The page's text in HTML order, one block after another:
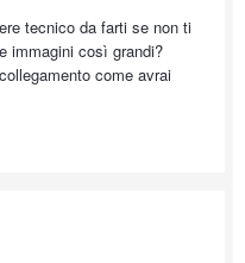
tecnico da farti se non ti
immagini così grandi?
come avrai